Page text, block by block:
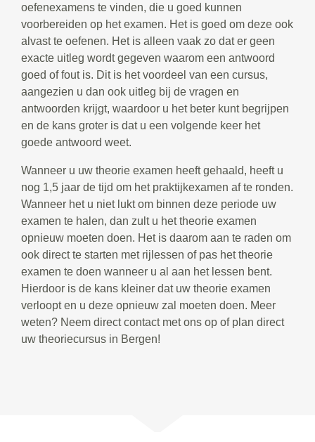
oefenexamens te vinden, die u goed kunnen
voorbereiden op het examen. Het is goed om deze ook
alvast te oefenen. Het is alleen vaak zo dat er geen
exacte uitleg wordt gegeven waarom een antwoord
goed of fout is. Dit is het voordeel van een cursus,
aangezien u dan ook uitleg bij de vragen en
antwoorden krijgt, waardoor u het beter kunt begrijpen
en de kans groter is dat u een volgende keer het
goede antwoord weet.
Wanneer u uw theorie examen heeft gehaald, heeft u
nog 1,5 jaar de tijd om het praktijkexamen af te ronden.
Wanneer het u niet lukt om binnen deze periode uw
examen te halen, dan zult u het theorie examen
opnieuw moeten doen. Het is daarom aan te raden om
ook direct te starten met rijlessen of pas het theorie
examen te doen wanneer u al aan het lessen bent.
Hierdoor is de kans kleiner dat uw theorie examen
verloopt en u deze opnieuw zal moeten doen. Meer
weten? Neem direct contact met ons op of plan direct
uw theoriecursus in Bergen!